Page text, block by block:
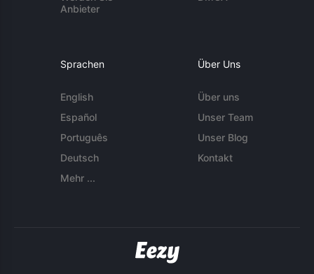
Anbieter
Sprachen
English
Español
Português
Deutsch
Mehr ...
Über Uns
Über uns
Unser Team
Unser Blog
Kontakt